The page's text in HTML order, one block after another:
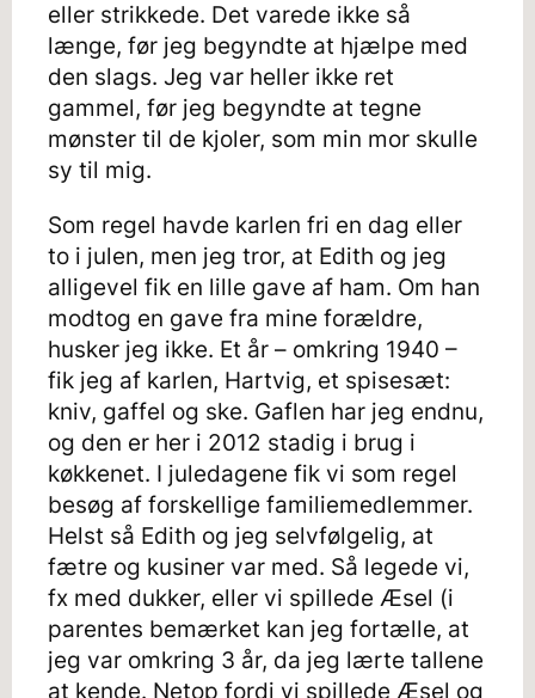
eller strikkede. Det varede ikke så
længe, før jeg begyndte at hjælpe med
den slags. Jeg var heller ikke ret
gammel, før jeg begyndte at tegne
mønster til de kjoler, som min mor skulle
sy til mig.
Som regel havde karlen fri en dag eller
to i julen, men jeg tror, at Edith og jeg
alligevel fik en lille gave af ham. Om han
modtog en gave fra mine forældre,
husker jeg ikke. Et år – omkring 1940 –
fik jeg af karlen, Hartvig, et spisesæt:
kniv, gaffel og ske. Gaflen har jeg endnu,
og den er her i 2012 stadig i brug i
køkkenet. I juledagene fik vi som regel
besøg af forskellige familiemedlemmer.
Helst så Edith og jeg selvfølgelig, at
fætre og kusiner var med. Så legede vi,
fx med dukker, eller vi spillede Æsel (i
parentes bemærket kan jeg fortælle, at
jeg var omkring 3 år, da jeg lærte tallene
at kende. Netop fordi vi spillede Æsel og